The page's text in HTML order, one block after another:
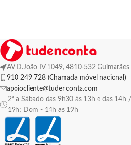
AV D.João IV 1049, 4810-532 Guimarães
910 249 728 (Chamada móvel nacional)
apoiocliente@tudenconta.com
2ª a Sábado das 9h30 às 13h e das 14h /
19h; Dom - 14h as 19h